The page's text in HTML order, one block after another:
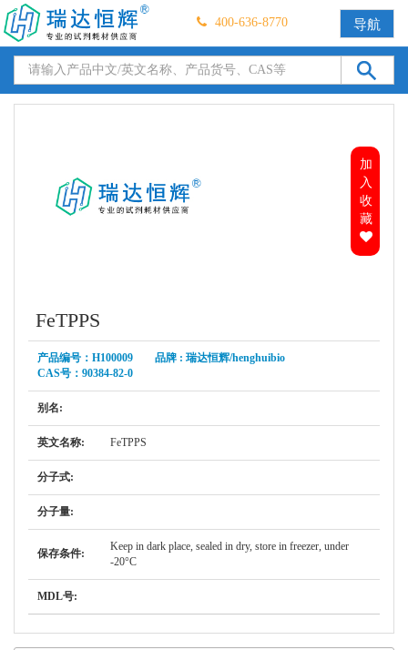
400-636-8770 导航
加
入
收
藏
FeTPPS
产品编号：H100009 品牌 : 瑞达恒辉/henghuibio
CAS号：90384-82-0
别名:
英文名称: FeTPPS
分子式:
分子量:
保存条件:
Keep in dark place, sealed in dry, store in freezer, under
-20°C
MDL号: